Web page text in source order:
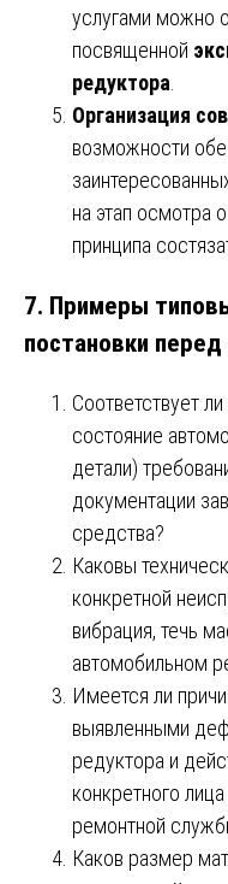
услугами можно
посвященной
редуктора.
Организация
возможности
на этап осмотра
принципа
7. Примеры
постановки
Соответствует
состояние
детали)
документации
средства?
Каковы
конкретной
вибрация, течь
автомобильном
Имеется ли
выявленными
редуктора и
конкретного
ремонтной
Каков размер